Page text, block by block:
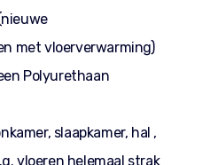
met vloerverwarming)
Polyurethaan
slaapkamer, hal ,
vloeren helemaal strak